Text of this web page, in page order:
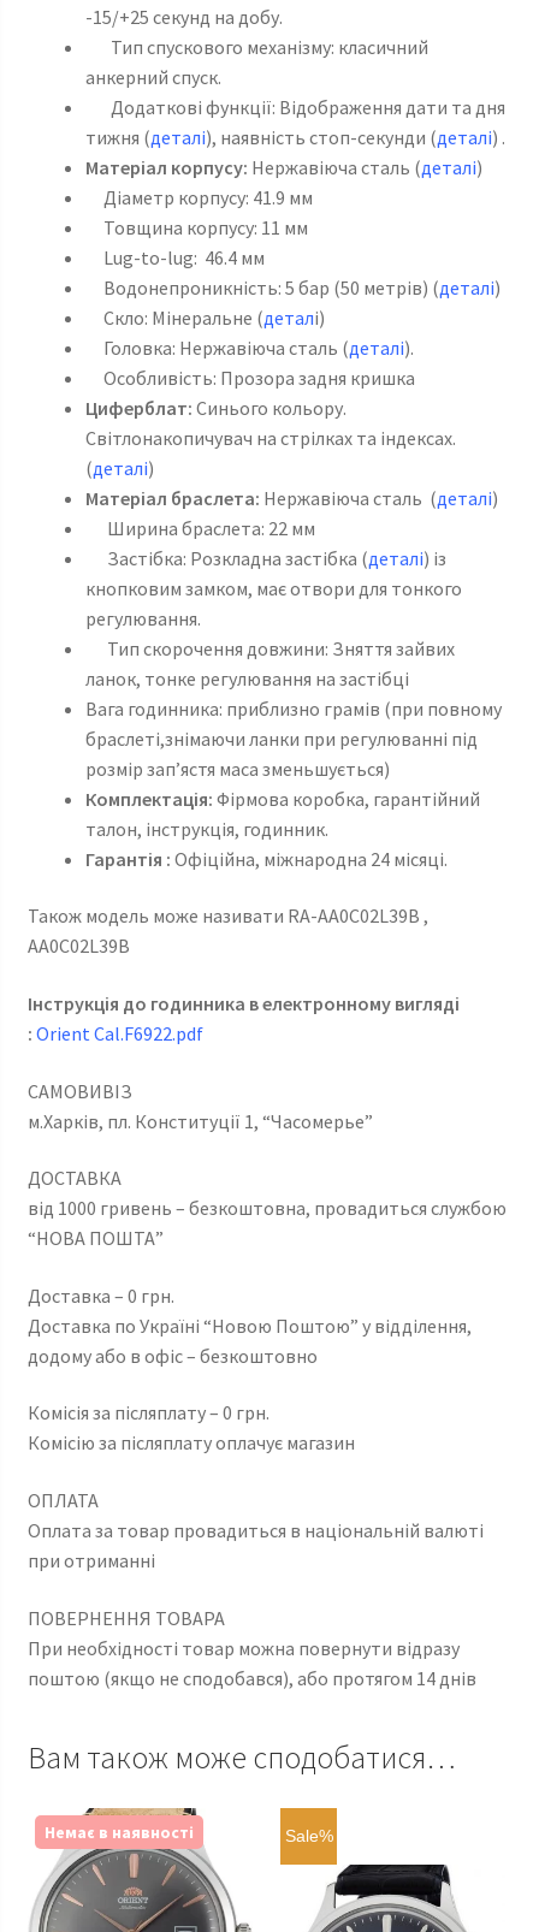
-15/+25 секунд на добу.
Тип спускового механізму: класичний
анкерний спуск.
Додаткові функції: Відображення дати та дня
тижня (деталі), наявність стоп-секунди (деталі) .
Матеріал корпусу: Нержавіюча сталь (деталі)
Діаметр корпусу: 41.9 мм
Товщина корпусу: 11 мм
Lug-to-lug: 46.4 мм
Водонепроникність: 5 бар (50 метрів) (деталі)
Скло: Мінеральне (деталі)
Головка: Нержавіюча сталь (деталі).
Особливість: Прозора задня кришка
Циферблат: Синього кольору.
Світлонакопичувач на стрілках та індексах.
(деталі)
Матеріал браслета: Нержавіюча сталь (деталі)
Ширина браслета: 22 мм
Застібка: Розкладна застібка (деталі) із
кнопковим замком, має отвори для тонкого
регулювання.
Тип скорочення довжини: Зняття зайвих
ланок, тонке регулювання на застібці
Вага годинника: приблизно грамів (при повному
браслеті,знімаючи ланки при регулюванні під
розмір зап’ястя маса зменьшується)
Комплектація: Фірмова коробка, гарантійний
талон, інструкція, годинник.
Гарантія : Офіційна, міжнародна 24 місяці.
Також модель може називати RA-AA0C02L39B ,
AA0C02L39B
Інструкція до годинника в електронному вигляді
: Orient Cal.F6922.pdf
САМОВИВІЗ
м.Харків, пл. Конституції 1, “Часомерье”
ДОСТАВКА
від 1000 гривень – безкоштовна, провадиться службою
“НОВА ПОШТА”
Доставка – 0 грн.
Доставка по Україні “Новою Поштою” у відділення,
додому або в офіс – безкоштовно
Комісія за післяплату – 0 грн.
Комісію за післяплату оплачує магазин
ОПЛАТА
Оплата за товар провадиться в національній валюті
при отриманні
ПОВЕРНЕННЯ ТОВАРА
При необхідності товар можна повернути відразу
поштою (якщо не сподобався), або протягом 14 днів
Вам також може сподобатися…
Немає в наявності Sale%